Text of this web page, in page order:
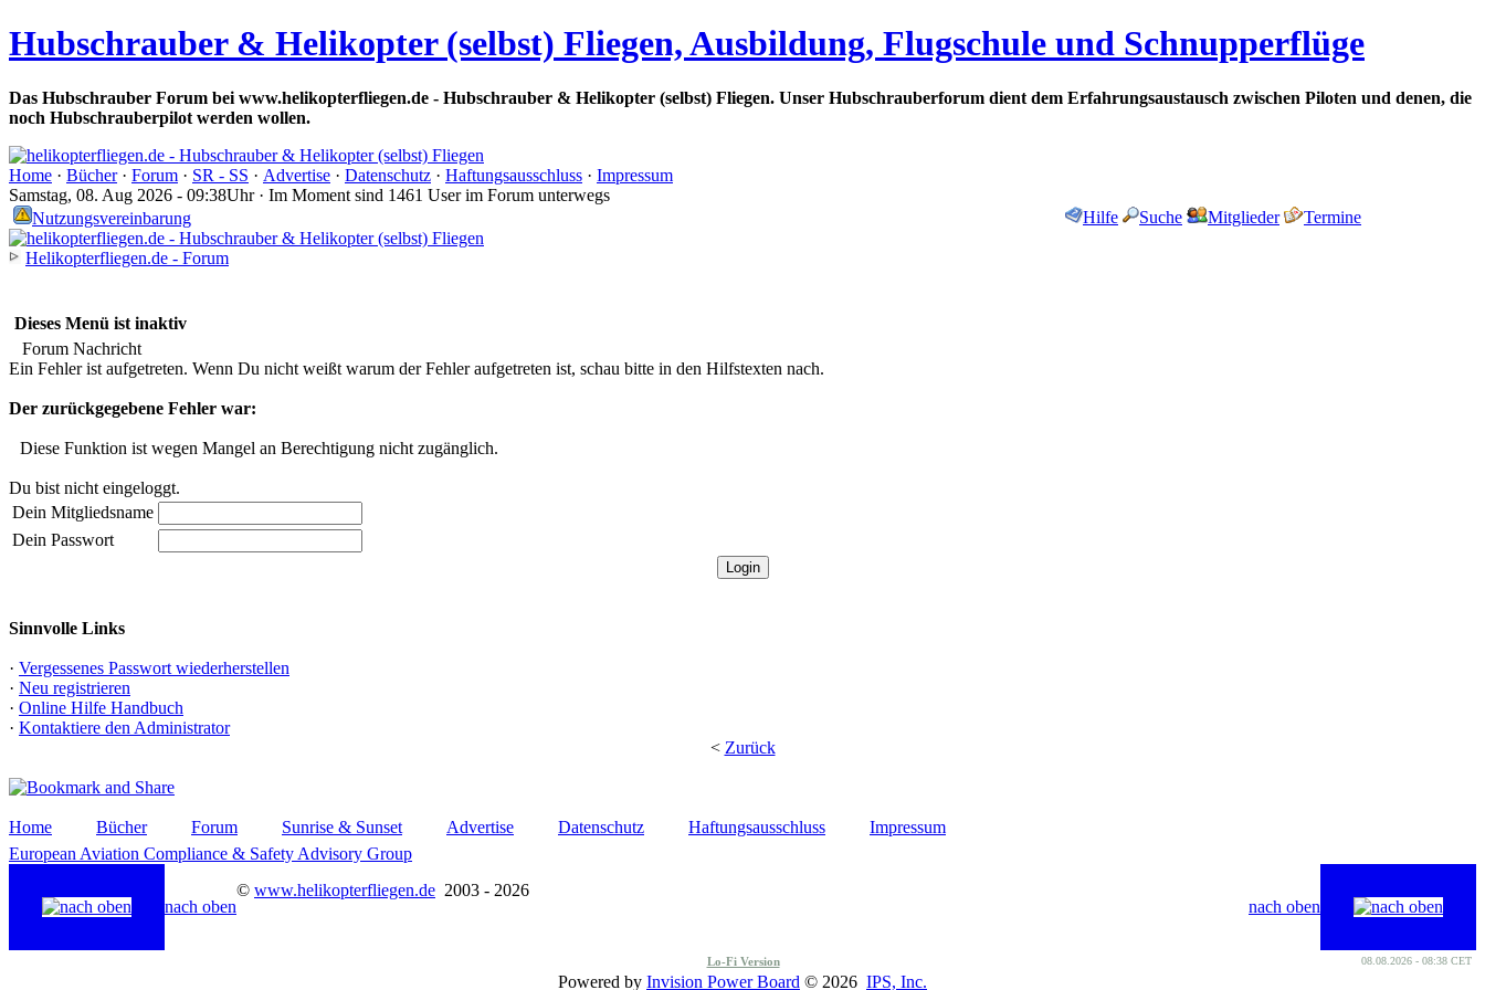
Hubschrauber & Helikopter (selbst) Fliegen, Ausbildung, Flugschule und Schnupperflüge
Das Hubschrauber Forum bei www.helikopterfliegen.de - Hubschrauber & Helikopter (selbst) Fliegen. Unser Hubschrauberforum dient dem Erfahrungsaustausch zwischen Piloten und denen, die
noch Hubschrauberpilot werden wollen.
Home · Bücher· Forum · SR - SS · Advertise · Datenschutz · Haftungsausschluss · Impressum
Samstag, 08. Aug 2026 - 09:38Uhr · Im Moment sind 1461 User im Forum unterwegs
Nutzungsvereinbarung
Hilfe Suche Mitglieder Termine
Helikopterfliegen.de - Forum
Dieses Menü ist inaktiv
Forum Nachricht
Ein Fehler ist aufgetreten. Wenn Du nicht weißt warum der Fehler aufgetreten ist, schau bitte in den Hilfstexten nach.
Der zurückgegebene Fehler war:
Diese Funktion ist wegen Mangel an Berechtigung nicht zugänglich.
Du bist nicht eingeloggt.
Dein Mitgliedsname
Dein Passwort
Sinnvolle Links
· Vergessenes Passwort wiederherstellen
· Neu registrieren
· Online Hilfe Handbuch
· Kontaktiere den Administrator
< Zurück
Home Bücher Forum Sunrise & Sunset Advertise Datenschutz Haftungsausschluss
Impressum
European Aviation Compliance & Safety Advisory Group
nach oben nach oben
© www.helikopterfliegen.de 2003 - 2026
Lo-Fi Version 08.08.2026 - 08:38 CET
Powered by Invision Power Board © 2026 IPS, Inc.